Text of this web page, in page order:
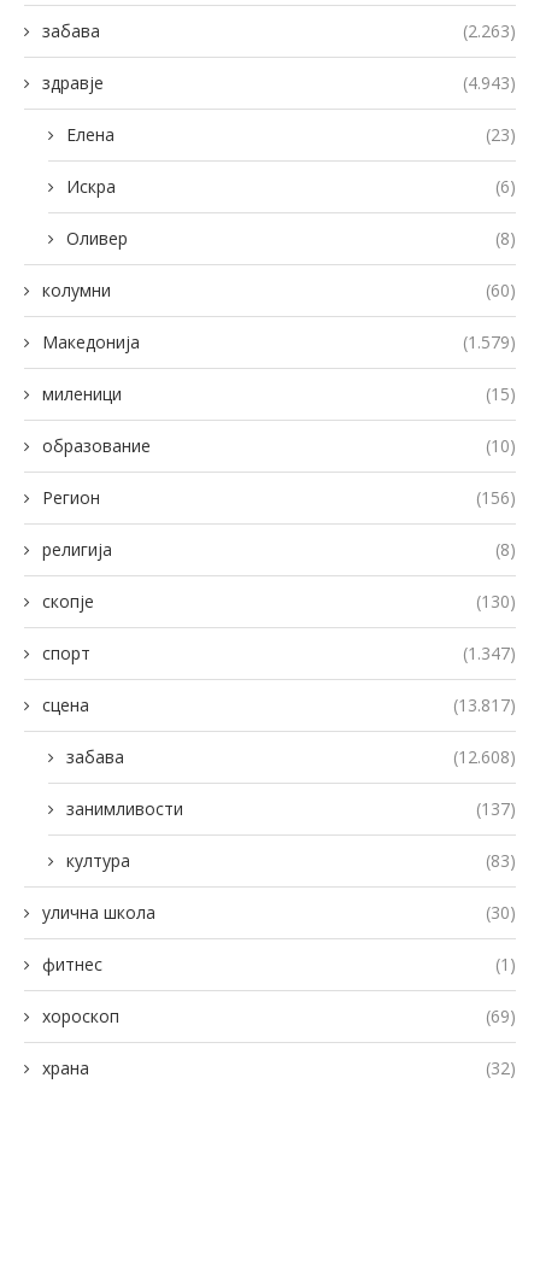
забава (2.263)
здравје (4.943)
Елена (23)
Искра (6)
Оливер (8)
колумни (60)
Македонија (1.579)
миленици (15)
образование (10)
Регион (156)
религија (8)
скопје (130)
спорт (1.347)
сцена (13.817)
забава (12.608)
занимливости (137)
култура (83)
улична школа (30)
фитнес (1)
хороскоп (69)
храна (32)